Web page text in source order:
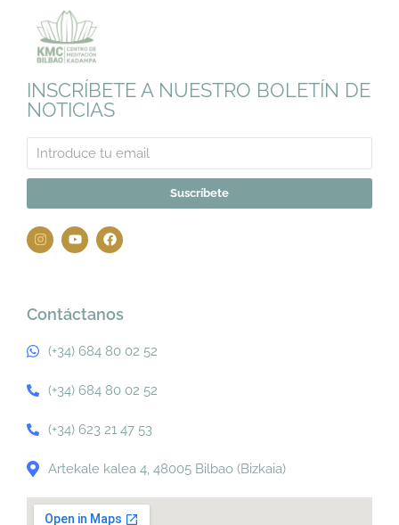
INSCRÍBETE A NUESTRO BOLETÍN DE
NOTICIAS
Suscríbete
Contáctanos
(+34) 684 80 02 52
(+34) 684 80 02 52
(+34) 623 21 47 53
Artekale kalea 4, 48005 Bilbao (Bizkaia)